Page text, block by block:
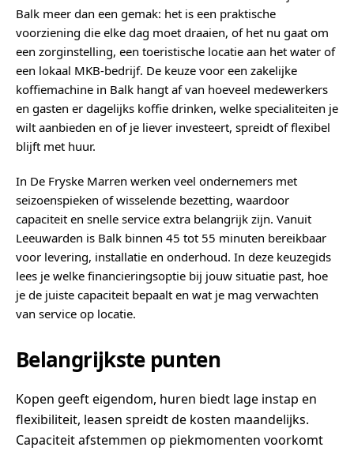
Balk meer dan een gemak: het is een praktische
voorziening die elke dag moet draaien, of het nu gaat om
een zorginstelling, een toeristische locatie aan het water of
een lokaal MKB-bedrijf. De keuze voor een zakelijke
koffiemachine in Balk hangt af van hoeveel medewerkers
en gasten er dagelijks koffie drinken, welke specialiteiten je
wilt aanbieden en of je liever investeert, spreidt of flexibel
blijft met huur.
In De Fryske Marren werken veel ondernemers met
seizoenspieken of wisselende bezetting, waardoor
capaciteit en snelle service extra belangrijk zijn. Vanuit
Leeuwarden is Balk binnen 45 tot 55 minuten bereikbaar
voor levering, installatie en onderhoud. In deze keuzegids
lees je welke financieringsoptie bij jouw situatie past, hoe
je de juiste capaciteit bepaalt en wat je mag verwachten
van service op locatie.
Belangrijkste punten
Kopen geeft eigendom, huren biedt lage instap en
flexibiliteit, leasen spreidt de kosten maandelijks.
Capaciteit afstemmen op piekmomenten voorkomt